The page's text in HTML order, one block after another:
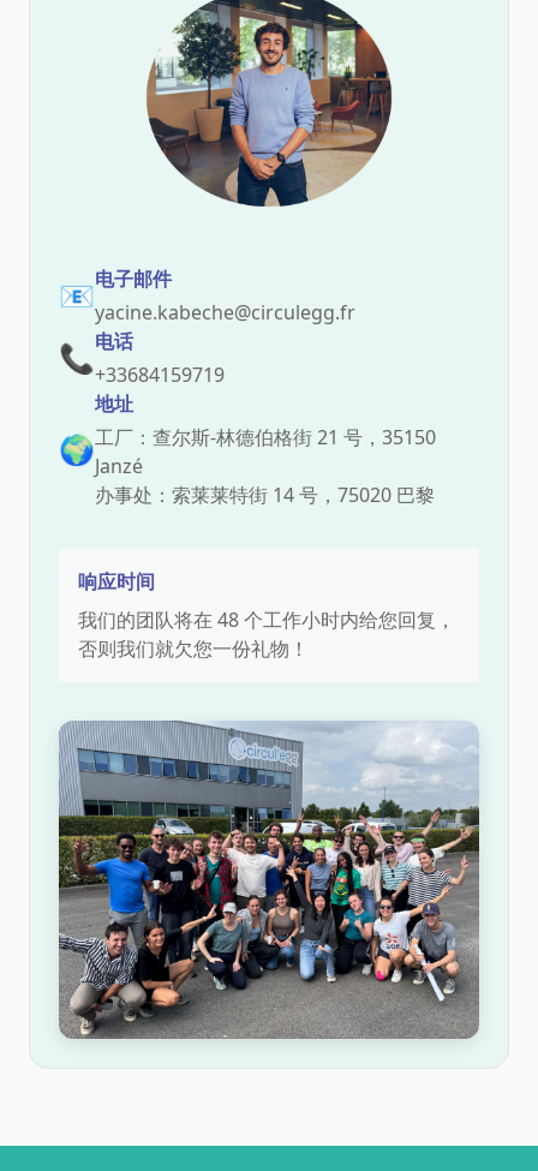
📧电子邮件
yacine.kabeche@circulegg.fr
📞电话
+33684159719
🌍
地址
工厂：查尔斯-林德伯格街 21 号，35150
Janzé
办事处：索莱莱特街 14 号，75020 巴黎
响应时间
我们的团队将在 48 个工作小时内给您回复，
否则我们就欠您一份礼物！